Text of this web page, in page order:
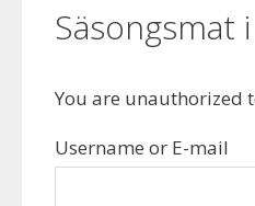
Säsongsmat
You are unauthorized
Username or E-mail